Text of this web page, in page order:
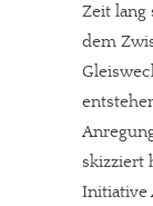
Zeit lang
dem
skizziert
Initiative